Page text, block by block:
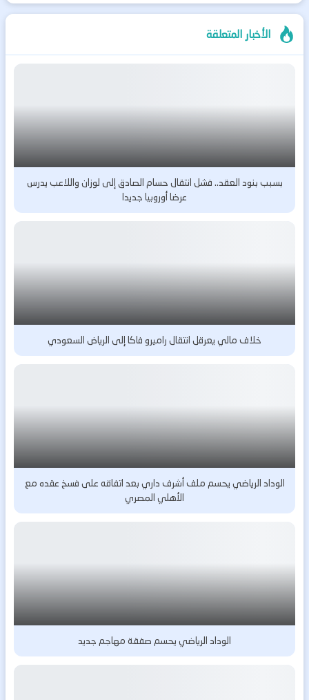
الأخبار المتعلقة
بسبب بنود العقد.. فشل انتقال حسام الصادق إلى لوزان واللاعب يدرس
عرضا أوروبيا جديدا
خلاف مالي يعرقل انتقال راميرو فاكا إلى الرياض السعودي
الوداد الرياضي يحسم ملف أشرف داري بعد اتفاقه على فسخ عقده مع
الأهلي المصري
الوداد الرياضي يحسم صفقة مهاجم جديد